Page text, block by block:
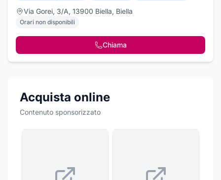
Via Gorei, 3/A, 13900 Biella, Biella
Orari non disponibili
Chiama
Acquista online
Contenuto sponsorizzato